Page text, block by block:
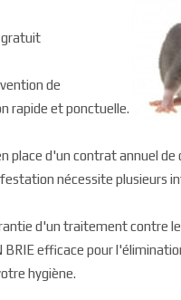
gratuit
de
rapide et ponctuelle.
place d'un contrat annuel
nécessite plusieurs
d'un traitement contre
BRIE efficace pour
hygiène.